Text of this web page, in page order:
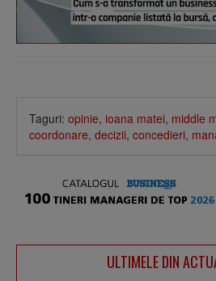
Taguri: opinie, ioana matei, middle
coordonare, decizii, concedieri,
ULTIMELE DIN